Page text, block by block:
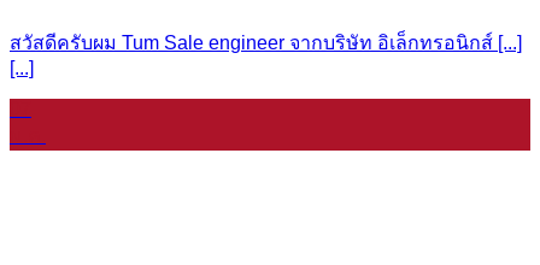
สวัสดีครับผม Tum Sale engineer จากบริษัท อิเล็กทรอนิกส์ [...]
[...]